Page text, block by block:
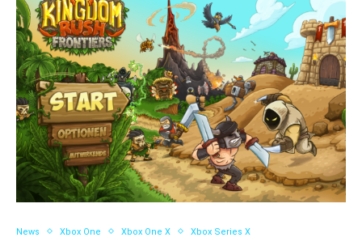
News Xbox One Xbox One X Xbox Series X